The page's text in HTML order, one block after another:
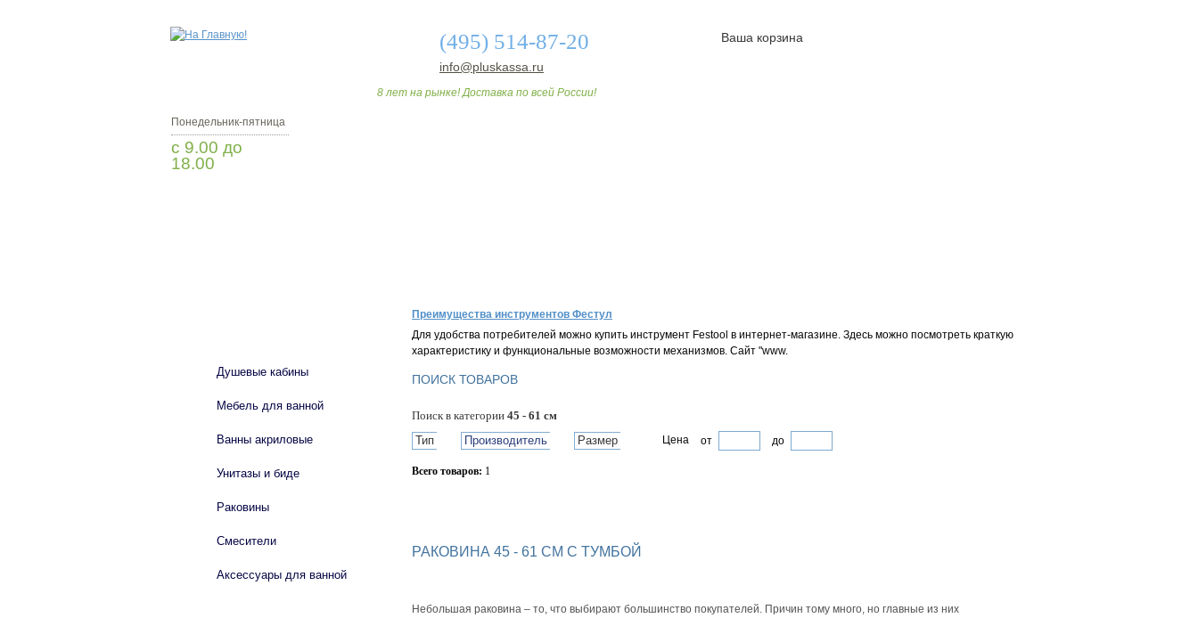
(495) 514-87-20
info@pluskassa.ru
8 лет на рынке! Доставка по всей России!
Ваша корзина
Понедельник-пятница
с 9.00 до
18.00
Преимущества инструментов Фестул
Для удобства потребителей можно купить инструмент Festool в интернет-магазине. Здесь можно посмотреть краткую
характеристику и функциональные возможности механизмов. Сайт "www.
ПОИСК ТОВАРОВ
Поиск в категории 45 - 61 см
Тип
Производитель Размер Цена от до
Всего товаров: 1
РАКОВИНА 45 - 61 СМ С ТУМБОЙ
Небольшая раковина – то, что выбирают большинство покупателей. Причин тому много, но главные из них
Душевые кабины
Мебель для ванной
Ванны акриловые
Унитазы и биде
Раковины
Смесители
Аксессуары для ванной